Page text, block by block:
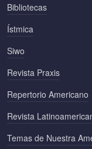
Bibliotecas
Ístmica
Siwo
Revista Praxis
Repertorio Americano
Revista
Temas de Nuestra